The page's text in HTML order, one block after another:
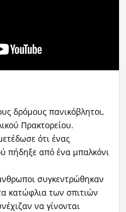
δρόμους πανικόβλητοι,
Πρακτορείου.
ότι ένας
πήδηξε από ένα μπαλκόνι
συγκεντρώθηκαν
κατώφλια των σπιτιών
να γίνονται